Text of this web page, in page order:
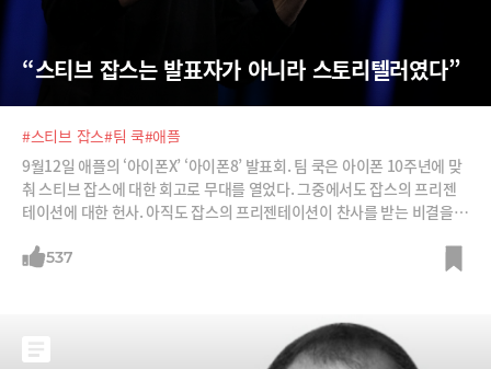
“스티브 잡스는 발표자가 아니라 스토리텔러였다”
#스티브 잡스#팀 쿡#애플
9월12일 애플의 ‘아이폰X’ ‘아이폰8’ 발표회. 팀 쿡은 아이폰 10주년에 맞
춰 스티브 잡스에 대한 회고로 무대를 열었다. 그중에서도 잡스의 프리젠
테이션에 대한 헌사. 아직도 잡스의 프리젠테이션이 찬사를 받는 비결을
537